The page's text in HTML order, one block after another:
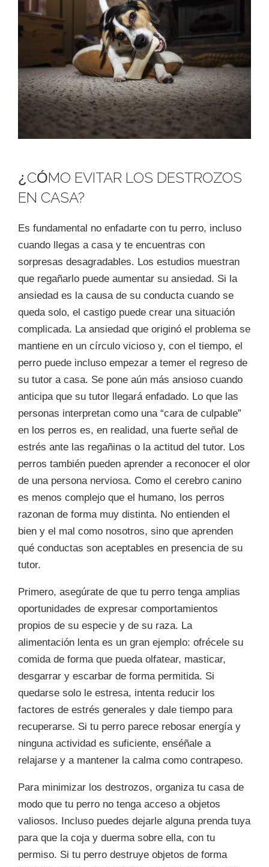
¿CÓMO EVITAR LOS DESTROZOS
EN CASA?
Es fundamental no enfadarte con tu perro, incluso
cuando llegas a casa y te encuentras con
sorpresas desagradables. Los estudios muestran
que regañarlo puede aumentar su ansiedad. Si la
ansiedad es la causa de su conducta cuando se
queda solo, el castigo puede crear una situación
complicada. La ansiedad que originó el problema se
mantiene en un círculo vicioso y, con el tiempo, el
perro puede incluso empezar a temer el regreso de
su tutor a casa. Se pone aún más ansioso cuando
anticipa que su tutor llegará enfadado. Lo que las
personas interpretan como una “cara de culpable”
en los perros es, en realidad, una fuerte señal de
estrés ante las regañinas o la actitud del tutor. Los
perros también pueden aprender a reconocer el olor
de una persona nerviosa. Como el cerebro canino
es menos complejo que el humano, los perros
razonan de forma muy distinta. No entienden el
bien y el mal como nosotros, sino que aprenden
qué conductas son aceptables en presencia de su
tutor.
Primero, asegúrate de que tu perro tenga amplias
oportunidades de expresar comportamientos
propios de su especie y de su raza. La
alimentación lenta es un gran ejemplo: ofrécele su
comida de forma que pueda olfatear, masticar,
desgarrar y escarbar de forma permitida. Si
quedarse solo le estresa, intenta reducir los
factores de estrés generales y dale tiempo para
recuperarse. Si tu perro parece rebosar energía y
ninguna actividad es suficiente, enséñale a
relajarse y a mantener la calma como contrapeso.
Para minimizar los destrozos, organiza tu casa de
modo que tu perro no tenga acceso a objetos
valiosos. Incluso puedes dejarle alguna prenda tuya
para que la coja y duerma sobre ella, con tu
permiso. Si tu perro destruye objetos de forma